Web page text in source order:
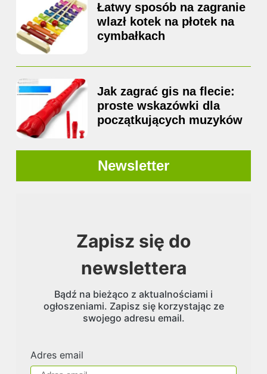
Łatwy sposób na zagranie
wlazł kotek na płotek na
cymbałkach
Jak zagrać gis na flecie:
proste wskazówki dla
początkujących muzyków
Newsletter
Zapisz się do
newslettera
Bądź na bieżąco z aktualnościami i
ogłoszeniami. Zapisz się korzystając ze
swojego adresu email.
Adres email